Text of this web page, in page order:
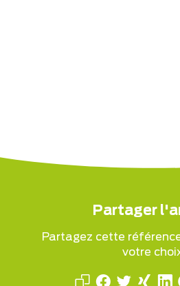
Partager
Partagez cette
votre